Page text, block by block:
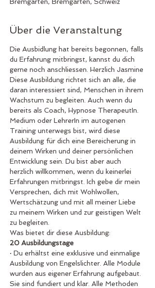
Über die Veranstaltung
Die Ausbidlung hat bereits begonnen, falls
du Erfahrung mitbringst, kannst du dich
gerne noch anschliessen. Herzlich Jasmine
Diese Ausbildung richtet sich an alle, die
daran interessiert sind, Menschen in ihrem
Wachstum zu begleiten. Auch wenn du
bereits als Coach, Hypnose TherapeutIn.
Medium oder LehrerIn im autogenen
Training unterwegs bist, wird diese
Ausbildung für dich eine Bereicherung in
deinem Wirken und deiner persönlichen
Entwicklung sein. Du bist aber auch
herzlich willkommen, wenn du keinerlei
Erfahrungen mitbringst. Ich gebe dir mein
Versprechen, dich mit Wohlwollen,
Wertschätzung und mit all meiner Liebe
zu meinem Wirken und zur geistigen Welt
zu begleiten.
Was bietet dir diese Ausbildung:
20 Ausbildungstage
· Du erhältst eine exklusive und einmalige
Ausbildung von Engelslichter. Alle Module
wurden aus eigener Erfahrung aufgebaut.
Sie sind fundiert und klar. Alle Methoden